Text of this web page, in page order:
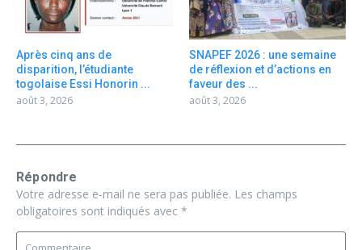
Après cinq ans de
disparition, l’étudiante
togolaise Essi Honorin ...
août 3, 2026
SNAPEF 2026 : une semaine
de réflexion et d’actions en
faveur des ...
août 3, 2026
Répondre
Votre adresse e-mail ne sera pas publiée. Les champs
obligatoires sont indiqués avec *